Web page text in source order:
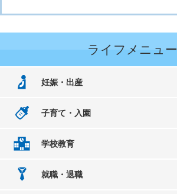
ライフメニュー
妊娠・出産
子育て・入園
学校教育
就職・退職